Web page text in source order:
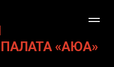
«АЮА»